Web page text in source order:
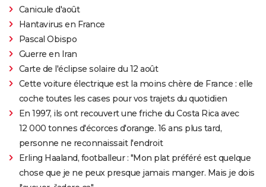
Canicule d'août
Hantavirus en France
Pascal Obispo
Guerre en Iran
Carte de l'éclipse solaire du 12 août
Cette voiture électrique est la moins chère de France : elle
coche toutes les cases pour vos trajets du quotidien
En 1997, ils ont recouvert une friche du Costa Rica avec
12 000 tonnes d'écorces d'orange. 16 ans plus tard,
personne ne reconnaissait l'endroit
Erling Haaland, footballeur : "Mon plat préféré est quelque
chose que je ne peux presque jamais manger. Mais je dois